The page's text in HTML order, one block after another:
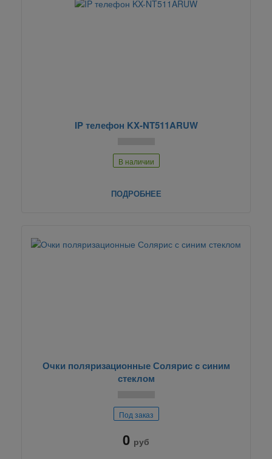
IP телефон KX-NT511ARUW
В наличии
ПОДРОБНЕЕ
Очки поляризационные Солярис с синим
стеклом
Под заказ
0 руб